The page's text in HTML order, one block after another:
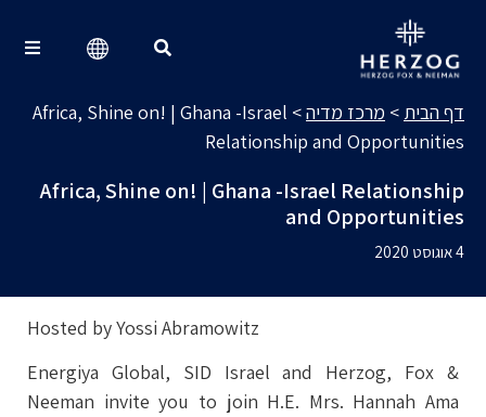
דף הבית > מרכז מדיה>
Africa, Shine on! | Ghana -Israel
Relationship and Opportunities
Africa, Shine on! | Ghana -Israel Relationship
and Opportunities
4 אוגוסט 2020
Hosted by Yossi Abramowitz
Energiya Global, SID Israel and Herzog, Fox &
Neeman invite you to join H.E. Mrs. Hannah Ama